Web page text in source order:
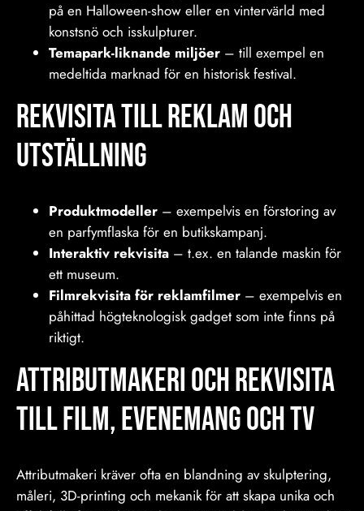
på en Halloween-show eller en vintervärld med
konstsnö och isskulpturer.
Temapark-liknande miljöer – till exempel en
medeltida marknad för en historisk festival.
Rekvisita Till reklam och
utställning
Produktmodeller – exempelvis en förstoring av
en parfymflaska för en butikskampanj.
Interaktiv rekvisita – t.ex. en talande maskin för
ett museum.
Filmrekvisita för reklamfilmer – exempelvis en
påhittad högteknologisk gadget som inte finns på
riktigt.
Attributmakeri och Rekvisita
till film, Evenemang och tv
Attributmakeri kräver ofta en blandning av skulptering,
måleri, 3D-printing och mekanik för att skapa unika och